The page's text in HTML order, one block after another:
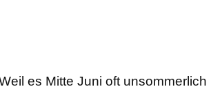
es Mitte Juni oft